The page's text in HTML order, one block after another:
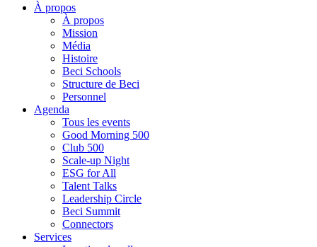
À propos
À propos
Mission
Média
Histoire
Beci Schools
Structure de Beci
Personnel
Agenda
Tous les events
Good Morning 500
Club 500
Scale-up Night
ESG for All
Talent Talks
Leadership Circle
Beci Summit
Connectors
Services